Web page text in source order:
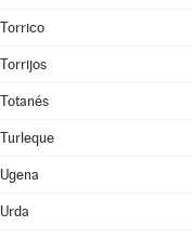
Torrico
Torrijos
Totanés
Turleque
Ugena
Urda